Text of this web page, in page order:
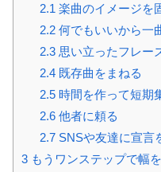
2.1 楽曲のイメージを
2.2何でもいいから一
2.3思い立ったフレー
2.4既存曲をまねる
2.5時間を作って短期
2.6他者に頼る
2.7SNSや友達に宣言
3 もうワンステップで幅